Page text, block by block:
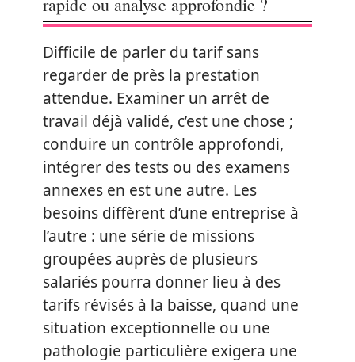
Difficile de parler du tarif sans
regarder de près la prestation
attendue. Examiner un arrêt de
travail déjà validé, c’est une chose ;
conduire un contrôle approfondi,
intégrer des tests ou des examens
annexes en est une autre. Les
besoins diffèrent d’une entreprise à
l’autre : une série de missions
groupées auprès de plusieurs
salariés pourra donner lieu à des
tarifs révisés à la baisse, quand une
situation exceptionnelle ou une
pathologie particulière exigera une